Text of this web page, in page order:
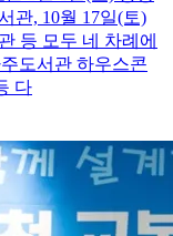
관, 10월 17일(토)
등 모두 네 차례에
도서관 하우스콘
다